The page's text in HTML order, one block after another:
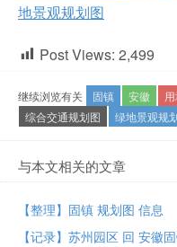
地景观规划图
Post Views: 2,499
继续浏览有关 固镇 安徽
综合交通规划图
绿地景观规
与本文相关的文章
【整理】固镇 规划图 信息
【记录】苏州园区 回 安徽